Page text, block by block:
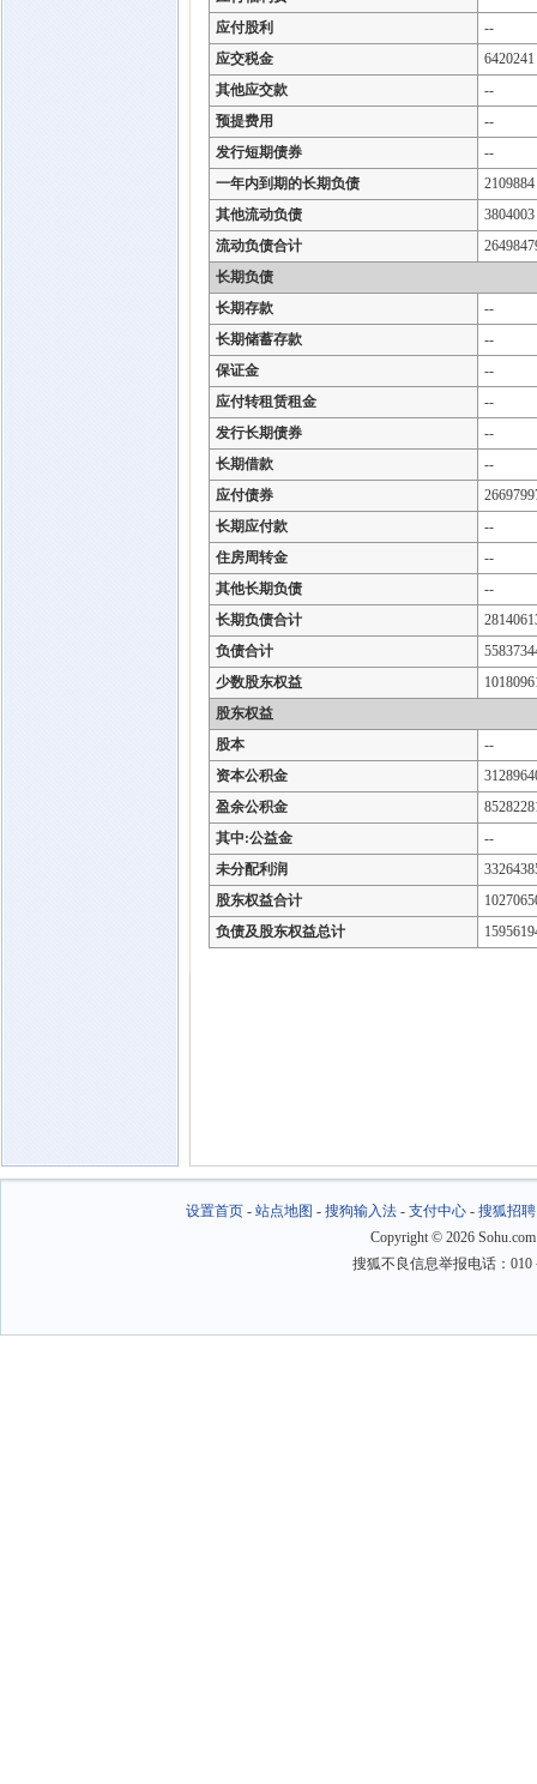
应付股利
--
应交税金
6420241
其他应交款
--
预提费用
--
发行短期债券
--
一年内到期的长期负债
2109884
其他流动负债
3804003
流动负债合计
长期负债
长期存款
--
长期储蓄存款
--
保证金
--
应付转租赁租金
--
发行长期债券
--
长期借款
--
应付债券
长期应付款
--
住房周转金
--
其他长期负债
--
长期负债合计
负债合计
少数股东权益
股东权益
股本
--
资本公积金
盈余公积金
其中:公益金
--
未分配利润
股东权益合计
负债及股东权益总计
设置首页- 站点地图 - 搜狗输入法- 支付中心- 搜狐招聘
Copyright © 2026
搜狐不良信息举报电话：010